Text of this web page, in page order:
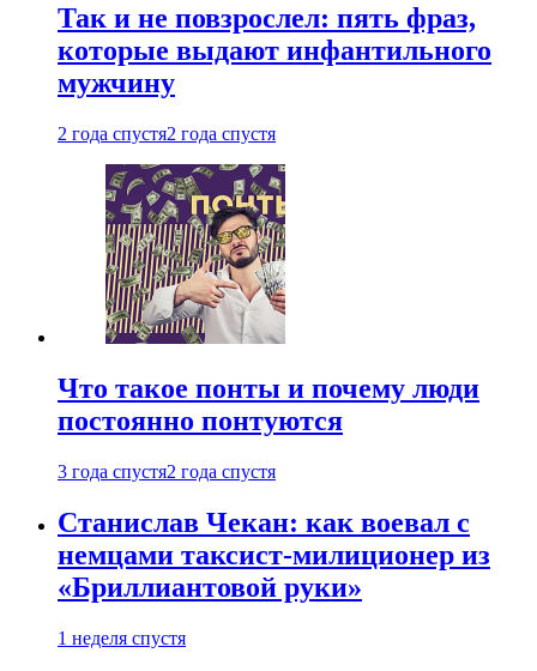
Так и не повзрослел: пять фраз,
которые выдают инфантильного
мужчину
2 года спустя2 года спустя
Что такое понты и почему люди
постоянно понтуются
3 года спустя2 года спустя
Станислав Чекан: как воевал с
немцами таксист-милиционер из
«Бриллиантовой руки»
1 неделя спустя